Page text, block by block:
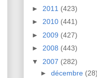
► 2011 (423)
► 2010 (441)
► 2009 (427)
► 2008 (443)
▼ 2007 (282)
► décembre (28)